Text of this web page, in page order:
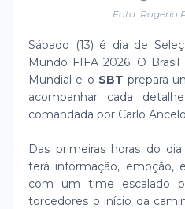
Foto: Rogerio
Sábado (13) é dia de
Mundo FIFA 2026. O
Mundial e o SBT prepara
acompanhar cada
comandada por Carlo
Das primeiras horas do
terá informação, emoção,
com um time escalado
torcedores o início da